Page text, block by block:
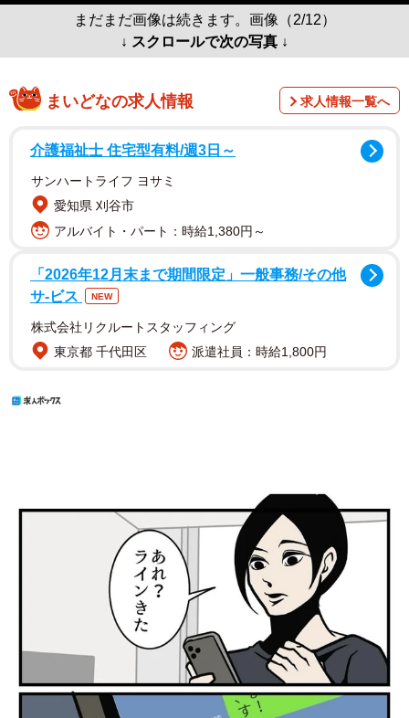
まだまだ画像は続きます。画像（2/12）
↓ スクロールで次の写真 ↓
まいどなの求人情報 求人情報一覧へ
介護福祉士 住宅型有料/週3日～
サンハートライフ ヨサミ
愛知県 刈谷市
アルバイト・パート：時給1,380円～
「2026年12月末まで期間限定」一般事務/その他
サ-ビス
NEW
株式会社リクルートスタッフィング
東京都 千代田区
派遣社員：時給1,800円